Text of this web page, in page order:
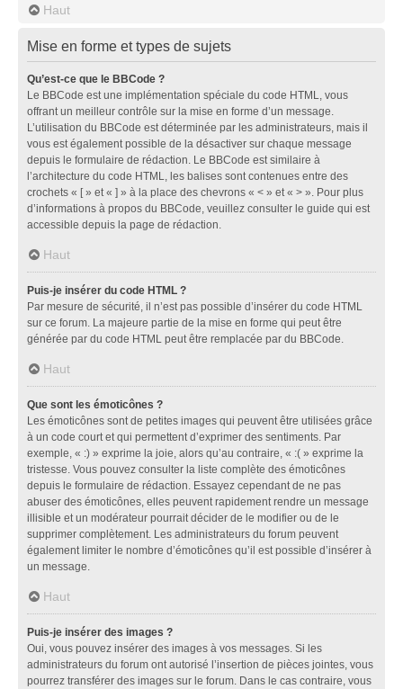
Haut
Mise en forme et types de sujets
Qu’est-ce que le BBCode ?
Le BBCode est une implémentation spéciale du code HTML, vous
offrant un meilleur contrôle sur la mise en forme d’un message.
L’utilisation du BBCode est déterminée par les administrateurs, mais il
vous est également possible de la désactiver sur chaque message
depuis le formulaire de rédaction. Le BBCode est similaire à
l’architecture du code HTML, les balises sont contenues entre des
crochets « [ » et « ] » à la place des chevrons « < » et « > ». Pour plus
d’informations à propos du BBCode, veuillez consulter le guide qui est
accessible depuis la page de rédaction.
Haut
Puis-je insérer du code HTML ?
Par mesure de sécurité, il n’est pas possible d’insérer du code HTML
sur ce forum. La majeure partie de la mise en forme qui peut être
générée par du code HTML peut être remplacée par du BBCode.
Haut
Que sont les émoticônes ?
Les émoticônes sont de petites images qui peuvent être utilisées grâce
à un code court et qui permettent d’exprimer des sentiments. Par
exemple, « :) » exprime la joie, alors qu’au contraire, « :( » exprime la
tristesse. Vous pouvez consulter la liste complète des émoticônes
depuis le formulaire de rédaction. Essayez cependant de ne pas
abuser des émoticônes, elles peuvent rapidement rendre un message
illisible et un modérateur pourrait décider de le modifier ou de le
supprimer complètement. Les administrateurs du forum peuvent
également limiter le nombre d’émoticônes qu’il est possible d’insérer à
un message.
Haut
Puis-je insérer des images ?
Oui, vous pouvez insérer des images à vos messages. Si les
administrateurs du forum ont autorisé l’insertion de pièces jointes, vous
pourrez transférer des images sur le forum. Dans le cas contraire, vous